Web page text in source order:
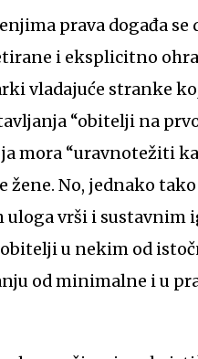
prava događa
i eksplicitno
vladajuće stranke
“obitelji na
mora “uravnotežiti
No, jednako
vrši i sustavnim
u nekim od
od minimalne i u